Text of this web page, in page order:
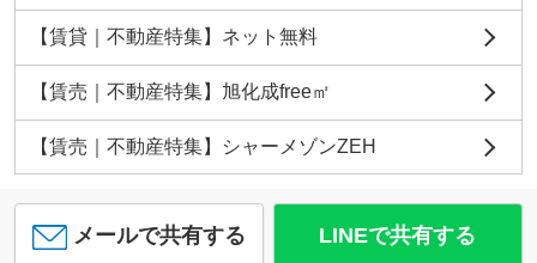
【賃貸｜不動産特集】ネット無料
【賃売｜不動産特集】旭化成free㎡
【賃売｜不動産特集】シャーメゾンZEH
メールで共有する LINEで共有する